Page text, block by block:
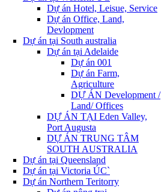
Dự án Hotel, Leisue, Service
Dự án Office, Land,
Devlopment
Dự án tại South australia
Dự án tại Adelaide
Dự án 001
Dự án Farm,
Agriculture
DỰ ÁN Development /
Land/ Offices
DỰ ÁN TẠI Eden Valley,
Port Augusta
DỰ ÁN TRUNG TÂM
SOUTH AUSTRALIA
Dự án tại Queensland
Dự án tại Victoria ÚC`
Dự án Northern Teritorry